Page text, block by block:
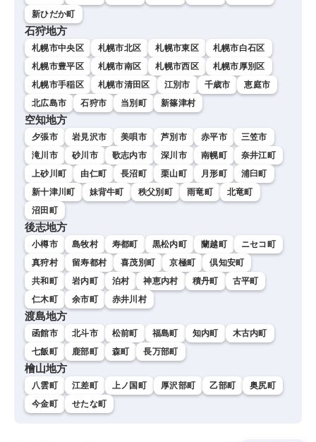
新ひだか町
石狩地方
札幌市中央区 札幌市北区 札幌市東区
札幌市白石区
札幌市豊平区
札幌市南区 札幌市西区
札幌市厚別区
札幌市手稲区
札幌市清田区 江別市 千歳市
恵庭市
北広島市
石狩市 当別町 新篠津村
空知地方
夕張市 岩見沢市 美唄市 芦別市 赤平市
三笠市
滝川市
砂川市 歌志内市 深川市 南幌町
奈井江町
上砂川町
由仁町 長沼町 栗山町 月形町
浦臼町
新十津川町
妹背牛町 秩父別町 雨竜町
北竜町
沼田町
後志地方
小樽市 島牧村 寿都町 黒松内町 蘭越町
ニセコ町
真狩村
留寿都村 喜茂別町 京極町
倶知安町
共和町
岩内町 泊村 神恵内村 積丹町
古平町
仁木町
余市町 赤井川村
渡島地方
函館市 北斗市 松前町 福島町 知内町
木古内町
七飯町
鹿部町 森町 長万部町
檜山地方
八雲町 江差町 上ノ国町 厚沢部町 乙部町
奥尻町
今金町
せたな町